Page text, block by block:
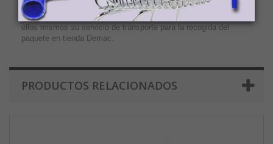
Demac con envíos a Canarias, Ceuta o Melilla deberán abonar el
precio del producto/s, sin impuestos, y luego proceder a enviar
ellos mismos su servicio de transporte para la recogida del
paquete en tienda Demac.
PRODUCTOS RELACIONADOS